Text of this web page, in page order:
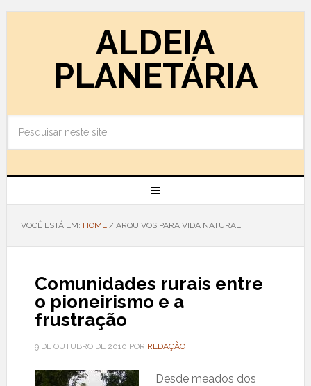
ALDEIA
PLANETÁRIA
VOCÊ ESTÁ EM: HOME /ARQUIVOS PARA VIDA NATURAL
Comunidades rurais entre
o pioneirismo e a
frustração
9 DE OUTUBRO DE 2010 POR REDAÇÃO
Desde meados dos